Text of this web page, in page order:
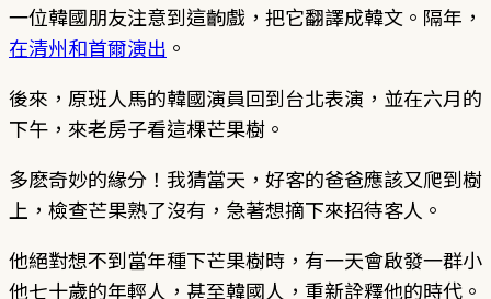
一位韓國朋友注意到這齣戲，把它翻譯成韓文。隔年，
在清州和首爾演出 。
後來，原班人馬的韓國演員回到台北表演，並在六月的
下午，來老房子看這棵芒果樹。
多麽奇妙的緣分！我猜當天，好客的爸爸應該又爬到樹
上，檢查芒果熟了沒有，急著想摘下來招待客人。
他絕對想不到當年種下芒果樹時，有一天會啟發一群小
他七十歲的年輕人，甚至韓國人，重新詮釋他的時代。